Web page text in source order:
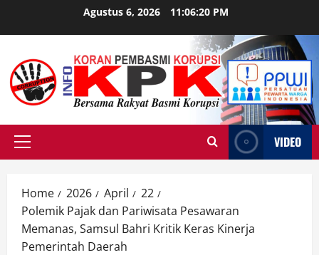
Agustus 6, 2026 11:06:21 PM
Primary
VIDEO
Home 2026 April
22
Polemik Pajak dan Pariwisata Pesawaran
Memanas, Samsul Bahri Kritik Keras Kinerja
Pemerintah Daerah